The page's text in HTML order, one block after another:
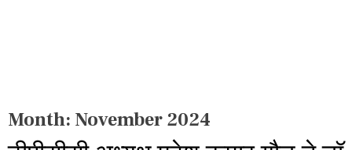
Month: November 2024